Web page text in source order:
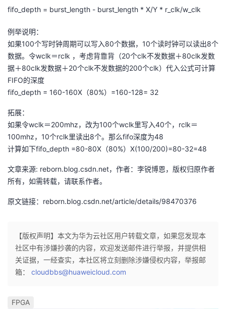
fifo_depth = burst_length - burst_length * X/Y * r_clk/w_clk
例举说明：
如果100个写时钟周期可以写入80个数据，10个读时钟可以读出8个
数据。令wclk＝rclk ，考虑背靠背（20个clk不发数据＋80clk发数
据＋80clk发数据＋20个clk不发数据的200个clk）代入公式可计算
FIFO的深度
fifo_depth = 160-160X（80%）=160-128= 32
拓展：
如果令wclk＝200mhz，改为100个wclk里写入40个，rclk＝
100mhz，10个rclk里读出8个。那么fifo深度为48
计算如下fifo_depth =80-80X（80%）X(100/200)=80-32=48
文章来源: reborn.blog.csdn.net，作者：李锐博恩，版权归原作者
所有，如需转载，请联系作者。
原文链接：reborn.blog.csdn.net/article/details/98470376
【版权声明】本文为华为云社区用户转载文章，如果您发现本
社区中有涉嫌抄袭的内容，欢迎发送邮件进行举报，并提供相
关证据，一经查实，本社区将立刻删除涉嫌侵权内容，举报邮
箱： cloudbbs@huaweicloud.com
FPGA